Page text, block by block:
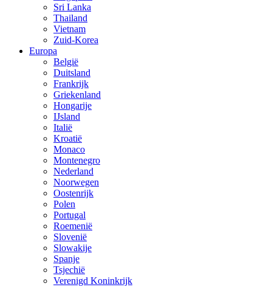
Sri Lanka
Thailand
Vietnam
Zuid-Korea
Europa
België
Duitsland
Frankrijk
Griekenland
Hongarije
IJsland
Italië
Kroatië
Monaco
Montenegro
Nederland
Noorwegen
Oostenrijk
Polen
Portugal
Roemenië
Slovenië
Slowakije
Spanje
Tsjechië
Verenigd Koninkrijk